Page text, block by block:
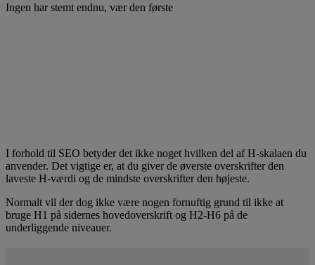
Ingen har stemt endnu, vær den første
I forhold til SEO betyder det ikke noget hvilken del af H-skalaen du
anvender. Det vigtige er, at du giver de øverste overskrifter den
laveste H-værdi og de mindste overskrifter den højeste.
Normalt vil der dog ikke være nogen fornuftig grund til ikke at
bruge H1 på sidernes hovedoverskrift og H2-H6 på de
underliggende niveauer.